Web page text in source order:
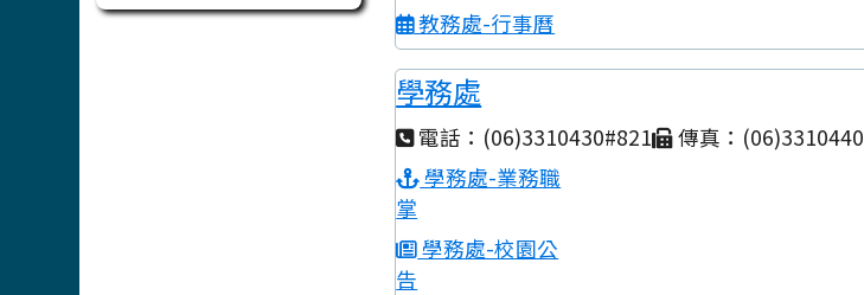
教務處-行事曆
學務處
電話：(06)3310430#821
傳真：(06)3310440
學務處-業務職
掌
學務處-校園公
告